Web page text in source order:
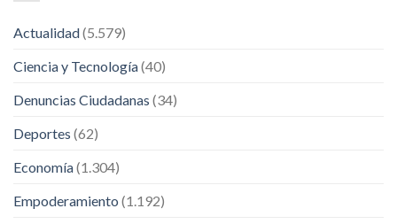
Actualidad(5.579)
Ciencia y Tecnología(40)
Denuncias Ciudadanas (34)
Deportes (62)
Economía(1.304)
Empoderamiento (1.192)